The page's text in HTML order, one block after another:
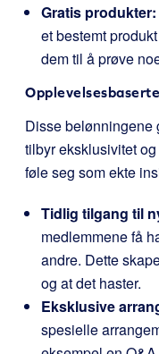
Gratis produkter:
et bestemt
dem til å prøve
Disse belønningene
tilbyr eksklusivitet
føle seg som ekte
Tidlig tilgang til
medlemmene få
andre. Dette
og at det haster.
Eksklusive
spesielle